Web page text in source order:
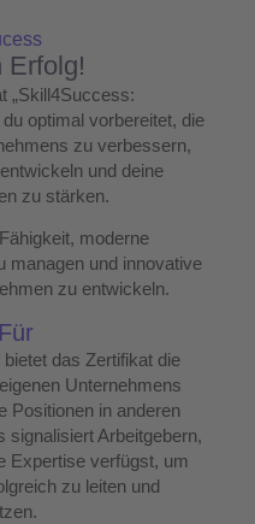
Erfolg!
„Skill4Success:
optimal vorbereitet, die
zu verbessern,
und deine
zu stärken.
moderne
managen und innovative
zu entwickeln.
bietet das Zertifikat die
Unternehmens
Positionen in anderen
signalisiert Arbeitgebern,
Expertise verfügst, um
zu leiten und